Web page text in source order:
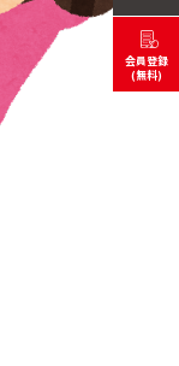
会員登録
(無料)